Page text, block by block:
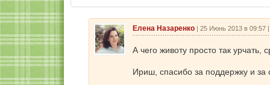
Елена Назаренко | 25 Июнь 2013 в 09:57
А чего животу просто так
Ириш, спасибо за поддержку и за